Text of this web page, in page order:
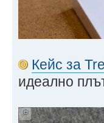
Кейс за
идеално